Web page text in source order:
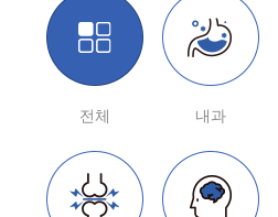
전체 내과